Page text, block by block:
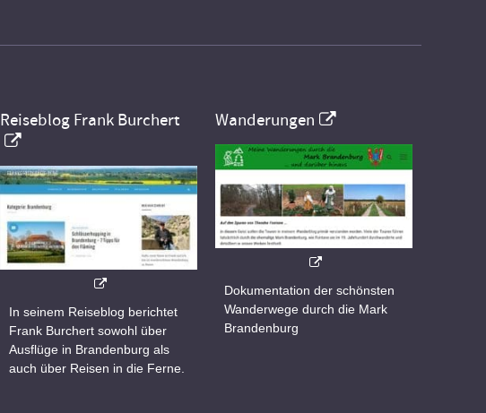
Reiseblog Frank Burchert
In seinem Reiseblog berichtet
Frank Burchert sowohl über
Ausflüge in Brandenburg als
auch über Reisen in die Ferne.
Wanderungen
Dokumentation der schönsten
Wanderwege durch die Mark
Brandenburg